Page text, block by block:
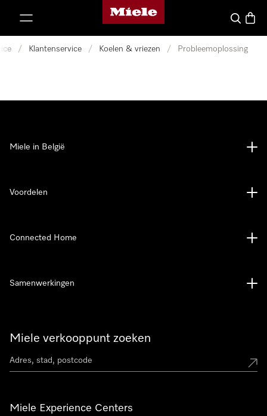
Miele homepage
Wat zoek
/ Klantenservice / Koelen & vriezen / Probleemoplossing
Miele verkooppunt zoeken
Miele Experience Centers
Miele in België
Voordelen
Connected Home
Samenwerkingen